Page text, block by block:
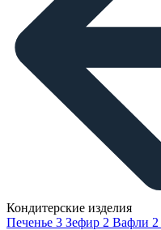
Кондитерские изделия
Печенье 3 Зефир 2 Вафли 2